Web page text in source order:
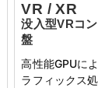
VR / XR
没入型VRコ
盤
高性能GPUに
ラフィックス